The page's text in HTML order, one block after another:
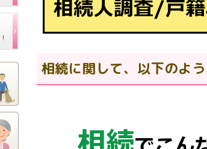
相続に関して、以下のよ
！